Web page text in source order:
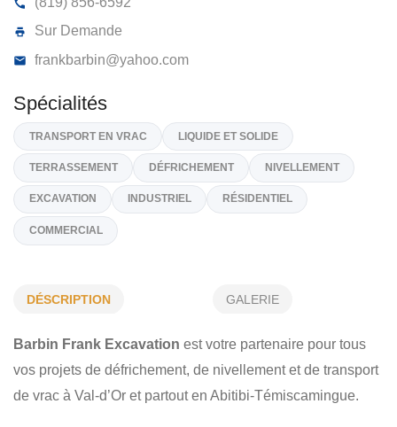
BARBIN FRANK EXCAVATION
1128, 4e Av, Val-D'or
(819) 856-6592
Sur Demande
frankbarbin@yahoo.com
Spécialités
RÉSIDENTIEL
COMMERCIAL
DÉSCRIPTION GALERIE
Barbin Frank Excavation est votre partenaire pour tous
vos projets de défrichement, de nivellement et de transport
de vrac à Val-d’Or et partout en Abitibi-Témiscamingue.